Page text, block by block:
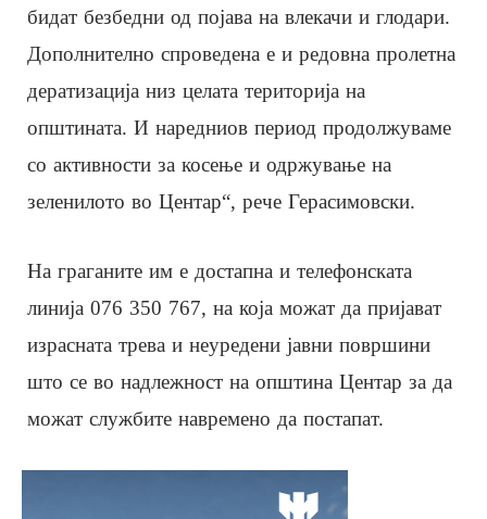
бидат безбедни од појава на влекачи и глодари.
Дополнително спроведена е и редовна пролетна
дератизација низ целата територија на
општината. И наредниов период продолжуваме
со активности за косење и одржување на
зеленилото во Центар“, рече Герасимовски.
На граганите им е достапна и телефонската
линија 076 350 767, на која можат да пријават
израсната трева и неуредени јавни површини
што се во надлежност на општина Центар за да
можат службите навремено да постапат.